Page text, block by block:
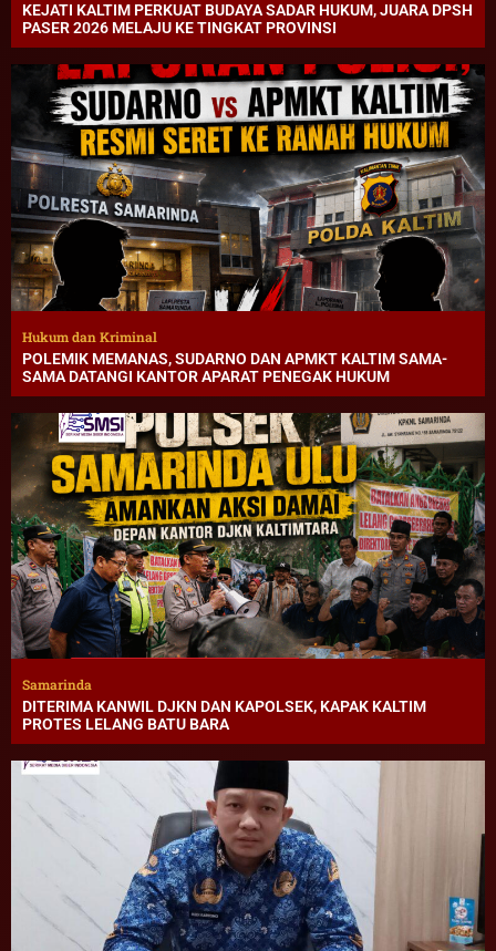
KEJATI KALTIM PERKUAT BUDAYA SADAR HUKUM, JUARA DPSH
PASER 2026 MELAJU KE TINGKAT PROVINSI
Hukum dan Kriminal
POLEMIK MEMANAS, SUDARNO DAN APMKT KALTIM SAMA-
SAMA DATANGI KANTOR APARAT PENEGAK HUKUM
Samarinda
DITERIMA KANWIL DJKN DAN KAPOLSEK, KAPAK KALTIM
PROTES LELANG BATU BARA